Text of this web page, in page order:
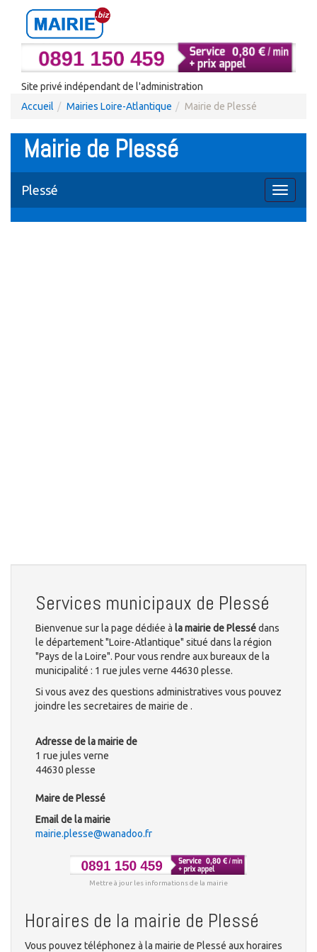
Site privé indépendant de l'administration
Accueil
Mairies Loire-Atlantique Mairie de Plessé
Mairie de Plessé
Toggle
Plessé
Services municipaux de Plessé
Bienvenue sur la page dédiée à la mairie de Plessédans
le département "Loire-Atlantique" situé dans la région
"Pays de la Loire". Pour vous rendre aux bureaux de la
municipalité : 1 rue jules verne 44630 plesse.
Si vous avez des questions administratives vous pouvez
joindre les secretaires de mairie de .
Adresse de la mairie de
1 rue jules verne
44630 plesse
Maire de Plessé
Email de la mairie
mairie.plesse@wanadoo.fr
Mettre à jour les informations de la mairie
Horaires de la mairie de Plessé
Vous pouvez téléphonez à la mairie de Plessé aux horaires